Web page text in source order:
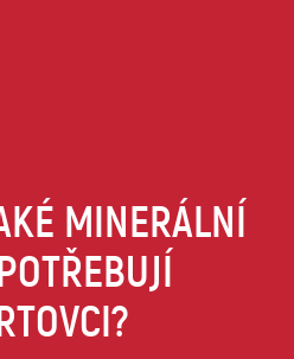
MINERÁLNÍ